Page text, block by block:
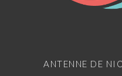
ANTENNE DE